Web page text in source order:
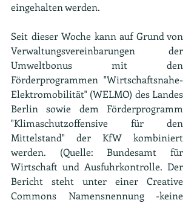
eingehalten werden.
Seit dieser Woche kann auf Grund von
Verwaltungsvereinbarungen der
Umweltbonus mit den
Förderprogrammen "Wirtschaftsnahe-
Elektromobilität" (WELMO) des Landes
Berlin sowie dem Förderprogramm
"Klimaschutzoffensive für den
Mittelstand" der KfW kombiniert
werden. (Quelle: Bundesamt für
Wirtschaft und Ausfuhrkontrolle. Der
Bericht steht unter einer Creative
Commons Namensnennung -keine